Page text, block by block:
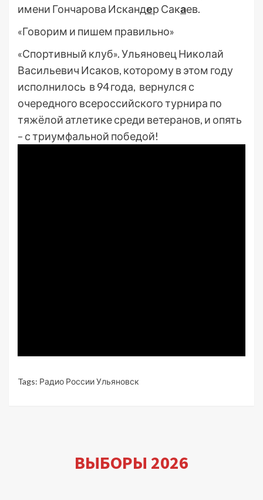
имени Гончарова Искандер Сакаев.
«Говорим и пишем правильно»
«Спортивный клуб». Ульяновец Николай
Васильевич Исаков, которому в этом году
исполнилось в 94 года, вернулся с
очередного всероссийского турнира по
тяжёлой атлетике среди ветеранов, и опять
– с триумфальной победой!
Tags: Радио России Ульяновск
ВЫБОРЫ 2026